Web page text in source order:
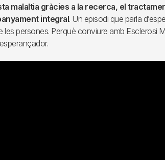
malaltia gràcies a la recerca, el
integral. Un episodi que parla
les persones. Perquè conviure amb Esclerosi